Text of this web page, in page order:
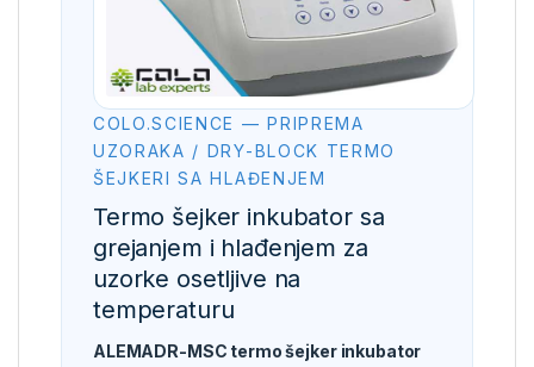
COLO.SCIENCE — PRIPREMA
UZORAKA / DRY-BLOCK TERMO
ŠEJKERI SA HLAĐENJEM
Termo šejker inkubator sa
grejanjem i hlađenjem za
uzorke osetljive na
temperaturu
ALEMADR-MSC termo šejker inkubator